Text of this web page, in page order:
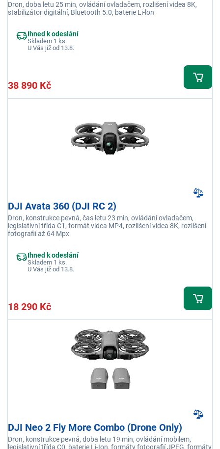
Dron, doba letu 25 min, ovládání ovladačem, rozlišení videa 8K,
stabilizátor digitální, Bluetooth 5.0, baterie Li-lon
Ihned k odeslání
Skladem 1 ks.
U Vás již od 13.8.
38 890 Kč
DJI Avata 360 (DJI RC 2)
Dron, konstrukce pevná, čas letu 23 min, ovládání ovladačem,
legislativní třída C1, formát videa MP4, rozlišení videa 8K, rozlišení
fotografií až 64 Mpx
Ihned k odeslání
Skladem 1 ks.
U Vás již od 13.8.
18 290 Kč
DJI Neo 2 Fly More Combo (Drone Only)
Dron, konstrukce pevná, doba letu 19 min, ovládání mobilem,
legislativní třída C0, baterie Li-Ion, formáty fotografií JPEG, formáty